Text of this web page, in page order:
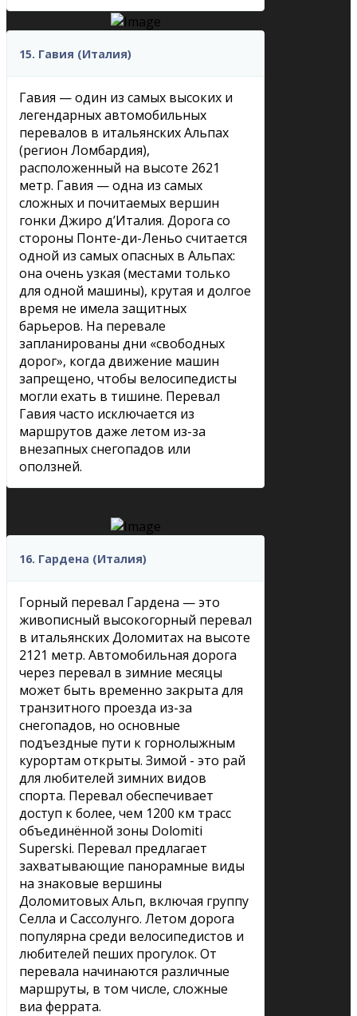
15. Гавия (Италия)
Гавия — один из самых высоких и
легендарных автомобильных
перевалов в итальянских Альпах
(регион Ломбардия),
расположенный на высоте 2621
метр. Гавия — одна из самых
сложных и почитаемых вершин
гонки Джиро д’Италия. Дорога со
стороны Понте-ди-Леньо считается
одной из самых опасных в Альпах:
она очень узкая (местами только
для одной машины), крутая и долгое
время не имела защитных
барьеров. На перевале
запланированы дни «свободных
дорог», когда движение машин
запрещено, чтобы велосипедисты
могли ехать в тишине. Перевал
Гавия часто исключается из
маршрутов даже летом из-за
внезапных снегопадов или
оползней.
16. Гардена (Италия)
Горный перевал Гардена — это
живописный высокогорный перевал
в итальянских Доломитах на высоте
2121 метр. Автомобильная дорога
через перевал в зимние месяцы
может быть временно закрыта для
транзитного проезда из-за
снегопадов, но основные
подъездные пути к горнолыжным
курортам открыты. Зимой - это рай
для любителей зимних видов
спорта. Перевал обеспечивает
доступ к более, чем 1200 км трасс
объединённой зоны Dolomiti
Superski. Перевал предлагает
захватывающие панорамные виды
на знаковые вершины
Доломитовых Альп, включая группу
Селла и Сассолунго. Летом дорога
популярна среди велосипедистов и
любителей пеших прогулок. От
перевала начинаются различные
маршруты, в том числе, сложные
виа феррата.